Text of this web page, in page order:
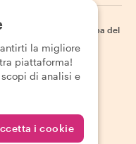
privacy
Mappa del
la migliore
piattaforma!
di analisi e
i cookie